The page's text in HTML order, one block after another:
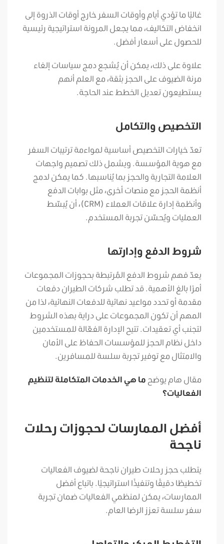
غالبًا ما تؤدي أيام وأوقات السفر خارج أوقات الذروة إلى
انخفاض التكاليف، مما يجعل المرونة استراتيجية رئيسية
للحصول على أسعار أفضل.
علاوة على ذلك، يمكن أن يُشجع دمج سياسات إلغاء
مرنة الضيوف على الحجز بثقة، مع العلم أنهم
يستطيعون تعديل الخطط عند الحاجة.
التخصيص والتكامل
تعدّ خيارات التخصيص أساسية لمواءمة ترتيبات السفر
مع هوية المؤسسة. ويشمل ذلك تصميم واجهات
العلامة التجارية والحجز بما يُناسبها. كما يمكن لدمج
أنظمة الحجز مع منصات أخرى، مثل بوابات الدفع
وأنظمة إدارة علاقات العملاء (CRM)، أن يُبسّط
العمليات ويُحسّن تجربة المستخدم.
شروط الدفع وإدارتها
يعدّ فهم شروط الدفع المُرتبطة بحجوزات المجموعات
أمرًا بالغ الأهمية. قد تطلب شركات الطيران دفعات
مقدمة أو تحدد مواعيد نهائية للدفعات النهائية، لذا من
المهم أن تكون المجموعات على دراية بهذه الشروط
لتجنب أي تعقيدات.تتيح الإدارة الفعّالة للمستخدمين
داخل نظام الحجز للمؤسسات الحفاظ على الأمان
والامتثال مع توفير تجربة سلسة للمسافرين.
مقال هام يوضح ما هي الخدمات المتكاملة لتنظيم
الفعاليات؟
أفضل الممارسات لحجوزات رحلات
ناجحة
يتطلب حجز رحلات طيران ناجحة لضيوف الفعاليات
تخطيطًا دقيقًا وتنفيذًا استراتيجيًا. باتباع أفضل
الممارسات، يمكن لمنظمي الفعاليات ضمان تجربة
سفر سلسة تعزز الرضا العام.